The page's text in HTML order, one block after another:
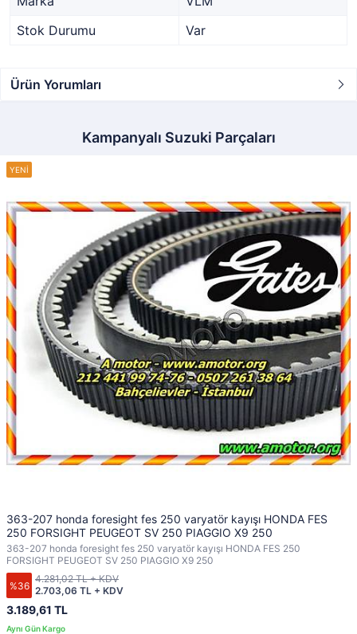
Stok Durumu
Var
Ürün Yorumları
Kampanyalı Suzuki Parçaları
363-207 honda foresight fes 250 varyatör kayışı HONDA FES
250 FORSIGHT PEUGEOT SV 250 PIAGGIO X9 250
363-207 honda foresight fes 250 varyatör kayışı HONDA FES 250
FORSIGHT PEUGEOT SV 250 PIAGGIO X9 250
%36
3.189,61 TL
2.703,06 TL + KDV
4.281,02 TL + KDV